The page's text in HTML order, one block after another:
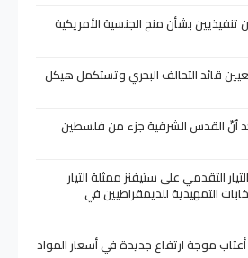
تنفيذيين بشأن منح الجنسية الأمريكية
قائد التحالف البحري وتستكمل هيكل
أنّ القدس الشرقية جزء من فلسطين
التقدمي على ستيفنز ممثلة التيار
التمهيدية للديمقراطيين في
أعتاب موجة ارتفاع جديدة في أسعار المواد